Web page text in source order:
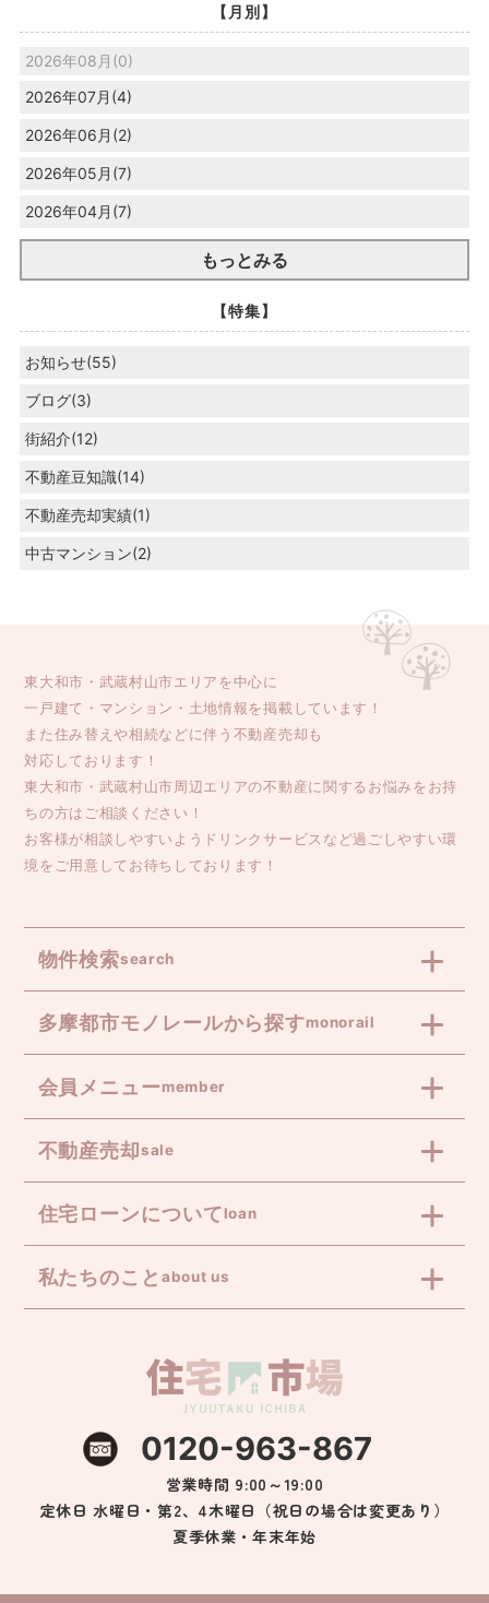
【月別】
2026年08月(0)
2026年07月(4)
2026年06月(2)
2026年05月(7)
2026年04月(7)
もっとみる
【特集】
お知らせ(55)
ブログ(3)
街紹介(12)
不動産豆知識(14)
不動産売却実績(1)
中古マンション(2)
東大和市・武蔵村山市エリアを中心に
一戸建て・マンション・土地情報を掲載しています！
また住み替えや相続などに伴う不動産売却も
対応しております！
東大和市・武蔵村山市周辺エリアの不動産に関するお悩みをお持
ちの方はご相談ください！
お客様が相談しやすいようドリンクサービスなど過ごしやすい環
境をご用意してお待ちしております！
物件検索search
多摩都市モノレールから探すmonorail
会員メニューmember
不動産売却sale
住宅ローンについてloan
私たちのこと about us
0120-963-867
営業時間 9:00～19:00
定休日 水曜日・第2、4木曜日（祝日の場合は変更あり）
夏季休業・年末年始